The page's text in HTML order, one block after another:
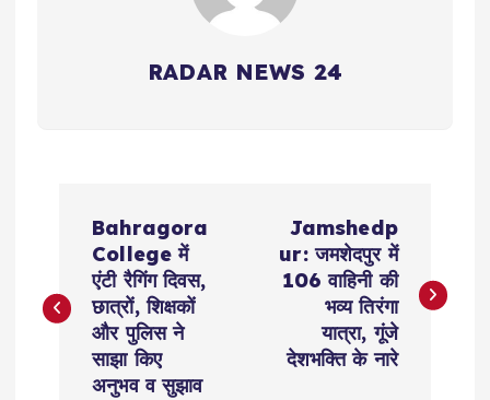
RADAR NEWS 24
s
Bahragora
College में
एंटी रैगिंग दिवस,
छात्रों, शिक्षकों
और पुलिस ने
साझा किए
अनुभव व सुझाव
Jamshedp
ur: जमशेदपुर में
106 वाहिनी की
भव्य तिरंगा
यात्रा, गूंजे
देशभक्ति के नारे